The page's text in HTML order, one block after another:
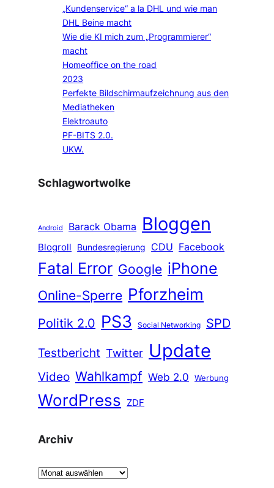
„Kundenservice“ a la DHL und wie man
DHL Beine macht
Wie die KI mich zum „Programmierer“
macht
Homeoffice on the road
2023
Perfekte Bildschirmaufzeichnung aus den
Mediatheken
Elektroauto
PF-BITS 2.0.
UKW.
Schlagwortwolke
Android Barack Obama Bloggen
Blogroll Bundesregierung CDU Facebook
Fatal Error Google iPhone
Online-Sperre Pforzheim
Politik 2.0 PS3 Social Networking
SPD
Testbericht Twitter Update
Video Wahlkampf Web 2.0 Werbung
WordPress ZDF
Archiv
A